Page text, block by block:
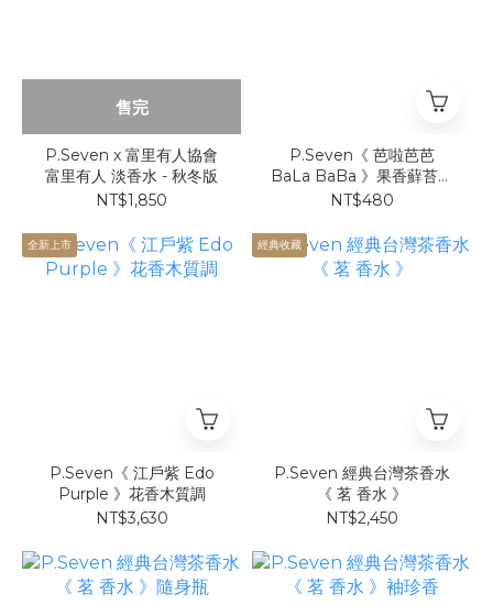
售完
P.Seven x 富里有人協會
富里有人 淡香水 - 秋冬版
NT$1,850
P.Seven《 芭啦芭芭
BaLa BaBa 》果香蘚苔調
袖珍香
NT$480
全新上市
P.Seven《 江戶紫 Edo
Purple 》花香木質調
NT$3,630
經典收藏
P.Seven 經典台灣茶香水
《 茗 香水 》
NT$2,450